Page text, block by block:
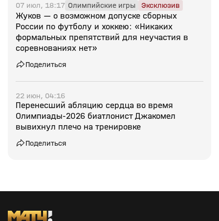
07 июл, 18:17 Олимпийские игры Эксклюзив
Жуков — о возможном допуске сборных
России по футболу и хоккею: «Никаких
формальных препятствий для неучастия в
соревнованиях нет»
Поделиться
22 июн, 04:16
Перенесший абляцию сердца во время
Олимпиады‑2026 биатлонист Джакомел
вывихнул плечо на тренировке
Поделиться